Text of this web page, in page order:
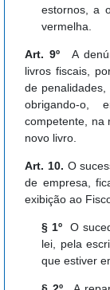
estornos, a
vermelha.
Art. 9º A
livros fiscais,
de penalidades,
obrigando-o,
competente, na
novo livro.
Art. 10. O
de empresa,
exibição ao
§ 1º O
lei, pela
que estiver